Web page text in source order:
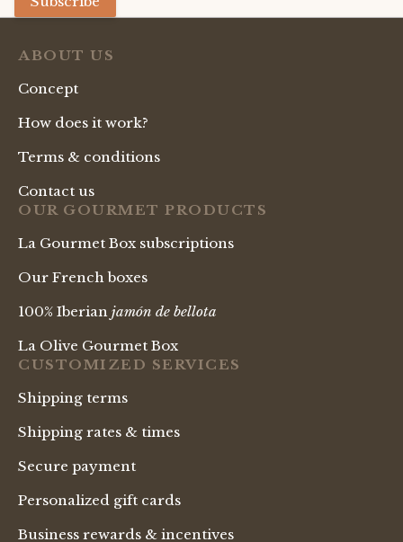
ABOUT US
Concept
How does it work?
Terms & conditions
Contact us
OUR GOURMET PRODUCTS
La Gourmet Box subscriptions
Our French boxes
100% Iberian jamón de bellota
La Olive Gourmet Box
CUSTOMIZED SERVICES
Shipping terms
Shipping rates & times
Secure payment
Personalized gift cards
Business rewards & incentives